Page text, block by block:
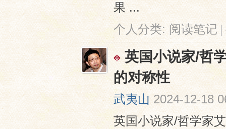
果 ...
个人分类: 阅读笔记 |
英国小说家/哲
的对称性
武夷山 2024-12-18
英国小说家/哲学家